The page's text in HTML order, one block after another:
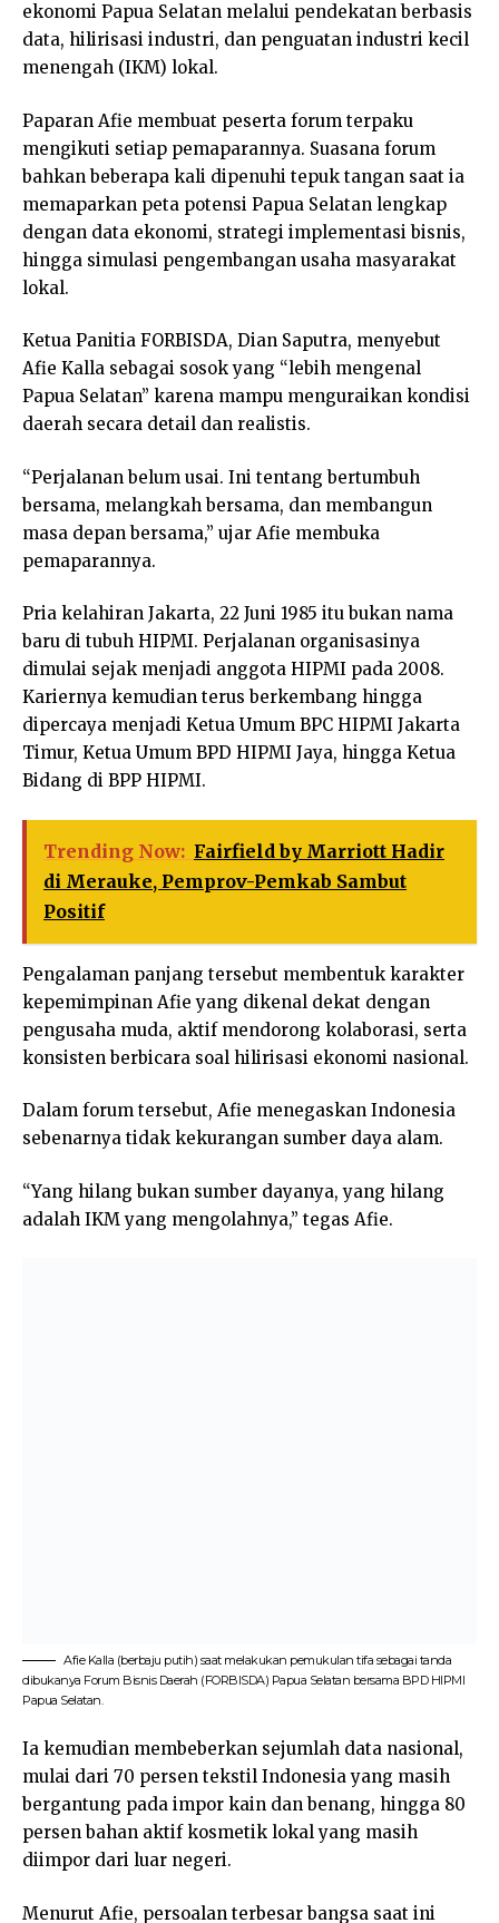
ekonomi Papua Selatan melalui pendekatan berbasis
data, hilirisasi industri, dan penguatan industri kecil
menengah (IKM) lokal.
Paparan Afie membuat peserta forum terpaku
mengikuti setiap pemaparannya. Suasana forum
bahkan beberapa kali dipenuhi tepuk tangan saat ia
memaparkan peta potensi Papua Selatan lengkap
dengan data ekonomi, strategi implementasi bisnis,
hingga simulasi pengembangan usaha masyarakat
lokal.
Ketua Panitia FORBISDA, Dian Saputra, menyebut
Afie Kalla sebagai sosok yang “lebih mengenal
Papua Selatan” karena mampu menguraikan kondisi
daerah secara detail dan realistis.
“Perjalanan belum usai. Ini tentang bertumbuh
bersama, melangkah bersama, dan membangun
masa depan bersama,” ujar Afie membuka
pemaparannya.
Pria kelahiran Jakarta, 22 Juni 1985 itu bukan nama
baru di tubuh HIPMI. Perjalanan organisasinya
dimulai sejak menjadi anggota HIPMI pada 2008.
Kariernya kemudian terus berkembang hingga
dipercaya menjadi Ketua Umum BPC HIPMI Jakarta
Timur, Ketua Umum BPD HIPMI Jaya, hingga Ketua
Bidang di BPP HIPMI.
Trending Now: Fairfield by Marriott Hadir
di Merauke, Pemprov-Pemkab Sambut
Positif
Pengalaman panjang tersebut membentuk karakter
kepemimpinan Afie yang dikenal dekat dengan
pengusaha muda, aktif mendorong kolaborasi, serta
konsisten berbicara soal hilirisasi ekonomi nasional.
Dalam forum tersebut, Afie menegaskan Indonesia
sebenarnya tidak kekurangan sumber daya alam.
“Yang hilang bukan sumber dayanya, yang hilang
adalah IKM yang mengolahnya,” tegas Afie.
Afie Kalla (berbaju putih) saat melakukan pemukulan tifa sebagai tanda
dibukanya Forum Bisnis Daerah (FORBISDA) Papua Selatan bersama BPD HIPMI
Papua Selatan.
Ia kemudian membeberkan sejumlah data nasional,
mulai dari 70 persen tekstil Indonesia yang masih
bergantung pada impor kain dan benang, hingga 80
persen bahan aktif kosmetik lokal yang masih
diimpor dari luar negeri.
Menurut Afie, persoalan terbesar bangsa saat ini